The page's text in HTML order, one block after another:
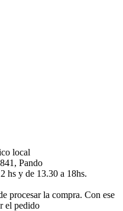
local
Pando
hs y de 13.30 a 18hs.
procesar la compra. Con ese
el pedido